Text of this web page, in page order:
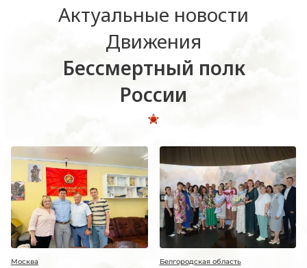
Актуальные новости
Движения
Бессмертный полк
России
Москва Белгородская область